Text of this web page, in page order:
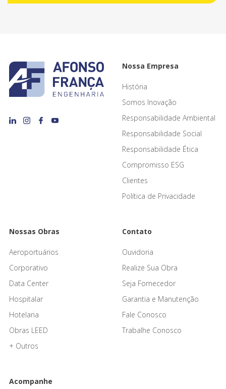
Nossa Empresa
História
Somos Inovação
Responsabilidade Ambiental
Responsabilidade Social
Responsabilidade Ética
Compromisso ESG
Clientes
Política de Privacidade
Nossas Obras
Aeroportuários
Corporativo
Data Center
Hospitalar
Hotelaria
Obras LEED
+ Outros
Contato
Ouvidoria
Realize Sua Obra
Seja Fornecedor
Garantia e Manutenção
Fale Conosco
Trabalhe Conosco
Acompanhe